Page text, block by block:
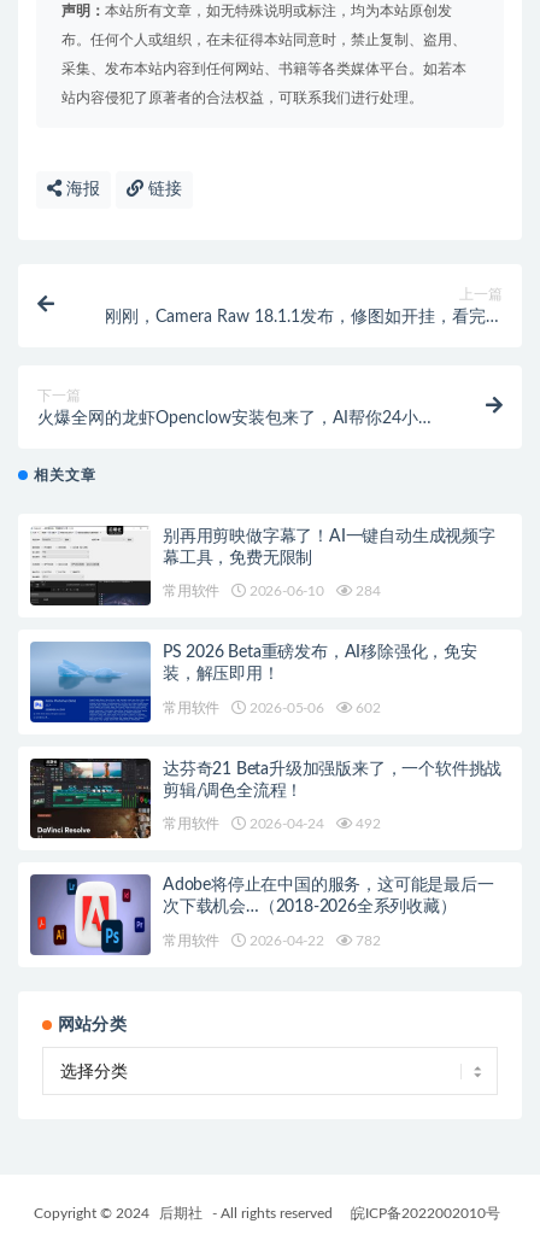
声明： 本站所有文章，如无特殊说明或标注，均为本站原创发
布。任何个人或组织，在未征得本站同意时，禁止复制、盗用、
采集、发布本站内容到任何网站、书籍等各类媒体平台。如若本
站内容侵犯了原著者的合法权益，可联系我们进行处理。
海报 链接
上一篇
刚刚，Camera Raw 18.1.1发布，修图如开挂，看完忍
下一篇
火爆全网的龙虾Openclow安装包来了，AI帮你24小时
相关文章
别再用剪映做字幕了！AI一键自动生成视频字
幕工具，免费无限制
常用软件 2026-06-10 284
PS 2026 Beta重磅发布，AI移除强化，免安
装，解压即用！
常用软件 2026-05-06 602
达芬奇21 Beta升级加强版来了，一个软件挑战
剪辑/调色全流程！
常用软件 2026-04-24 492
Adobe将停止在中国的服务，这可能是最后一
次下载机会…（2018-2026全系列收藏）
常用软件 2026-04-22 782
网站分类
Copyright © 2024 后期社 - All rights reserved 皖ICP备2022002010号